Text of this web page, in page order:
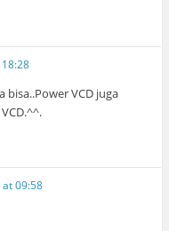
bisa..Power VCD juga
at 09:58